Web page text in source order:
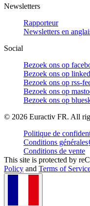
Newsletters
Rapporteur
Newsletters en
Social
Bezoek ons op
Bezoek ons op
Bezoek ons op rss-
Bezoek ons op
Bezoek ons op
© 2026 Euractiv FR. All
Politique de
Conditions générales
Conditions de vente
This site is protected by
Policy and Terms of